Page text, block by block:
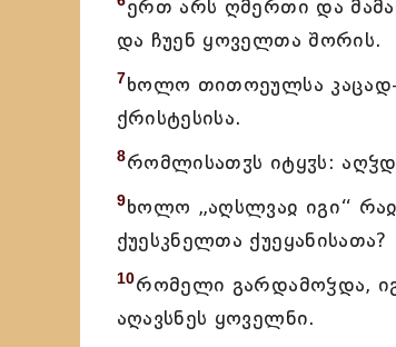
ერთ არს ღმერთი და
და ჩუენ ყოველთა შორის.
7ხოლო თითოეულსა კაცად-
ქრისტესისა.
8რომლისათჳს იტყჳს:
9ხოლო „აღსლვაჲ იგი“
ქუესკნელთა ქუეყანისათა?
10რომელი გარდამოჴდა,
აღავსნეს ყოველნი.